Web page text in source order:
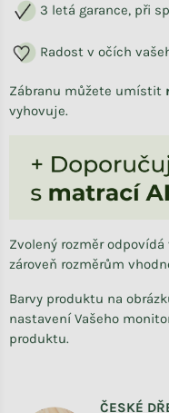
3 letá garance, při
Radost v očích
Zábranu můžete umístit
vyhovuje.
Zvolený rozměr
zároveň rozměrům
Barvy produktu na
nastavení Vašeho
produktu.
ČESKÉ